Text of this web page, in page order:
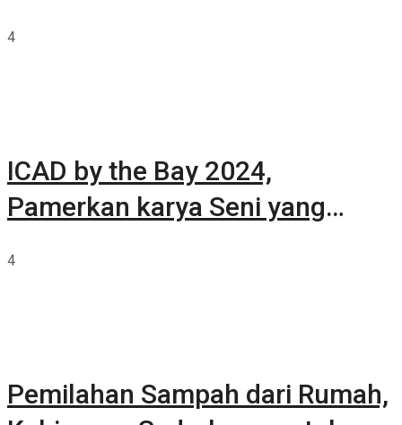
4
ICAD by the Bay 2024,
Pamerkan karya Seni yang
4
Pemilahan Sampah dari Rumah,